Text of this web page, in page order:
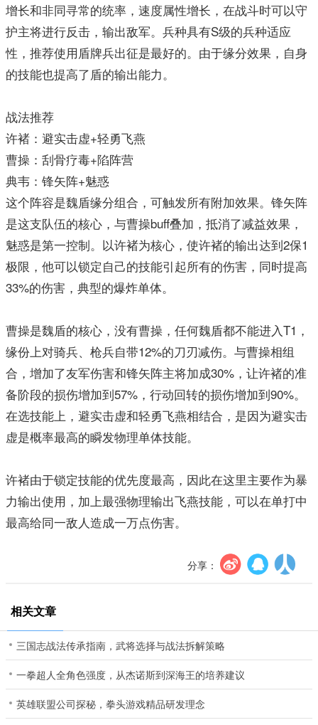
增长和非同寻常的统率，速度属性增长，在战斗时可以守
护主将进行反击，输出敌军。兵种具有S级的兵种适应
性，推荐使用盾牌兵出征是最好的。由于缘分效果，自身
的技能也提高了盾的输出能力。
战法推荐
许褚：避实击虚+轻勇飞燕
曹操：刮骨疗毒+陷阵营
典韦：锋矢阵+魅惑
这个阵容是魏盾缘分组合，可触发所有附加效果。锋矢阵
是这支队伍的核心，与曹操buff叠加，抵消了减益效果，
魅惑是第一控制。以许褚为核心，使许褚的输出达到2保1
极限，他可以锁定自己的技能引起所有的伤害，同时提高
33%的伤害，典型的爆炸单体。
曹操是魏盾的核心，没有曹操，任何魏盾都不能进入T1，
缘份上对骑兵、枪兵自带12%的刀刃减伤。与曹操相组
合，增加了友军伤害和锋矢阵主将加成30%，让许褚的准
备阶段的损伤增加到57%，行动回转的损伤增加到90%。
在选技能上，避实击虚和轻勇飞燕相结合，是因为避实击
虚是概率最高的瞬发物理单体技能。
许褚由于锁定技能的优先度最高，因此在这里主要作为暴
力输出使用，加上最强物理输出飞燕技能，可以在单打中
最高给同一敌人造成一万点伤害。
分享：
相关文章
三国志战法传承指南，武将选择与战法拆解策略
一拳超人全角色强度，从杰诺斯到深海王的培养建议
英雄联盟公司探秘，拳头游戏精品研发理念